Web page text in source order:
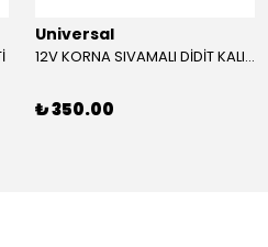
Universal
12V KORNA SIVAMALI DİDİT KALIN SESLİ (KIRMIZI)
₺ 350.00